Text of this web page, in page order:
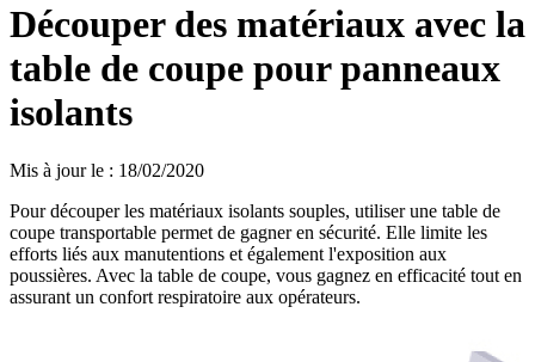
Découper des matériaux avec la
table de coupe pour panneaux
isolants
Mis à jour le : 18/02/2020
Pour découper les matériaux isolants souples, utiliser une table de
coupe transportable permet de gagner en sécurité. Elle limite les
efforts liés aux manutentions et également l'exposition aux
poussières. Avec la table de coupe, vous gagnez en efficacité tout en
assurant un confort respiratoire aux opérateurs.